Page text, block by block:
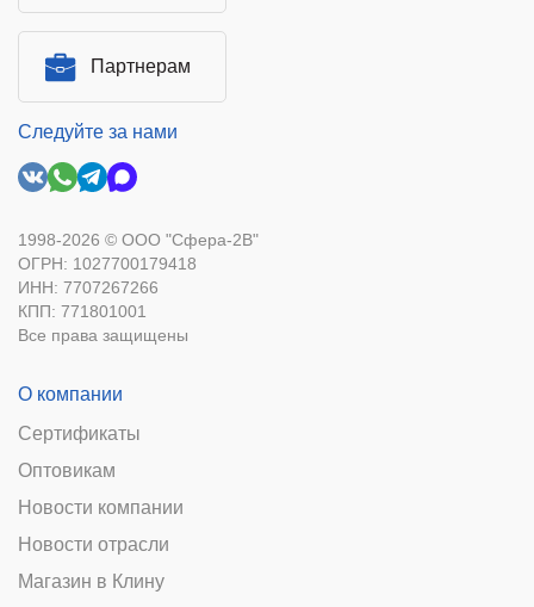
Партнерам
Следуйте за нами
1998-2026 © ООО "Сфера-2В"
ОГРН: 1027700179418
ИНН: 7707267266
КПП: 771801001
Все права защищены
О компании
Сертификаты
Оптовикам
Новости компании
Новости отрасли
Магазин в Клину